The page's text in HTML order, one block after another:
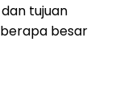
tujuan
besar